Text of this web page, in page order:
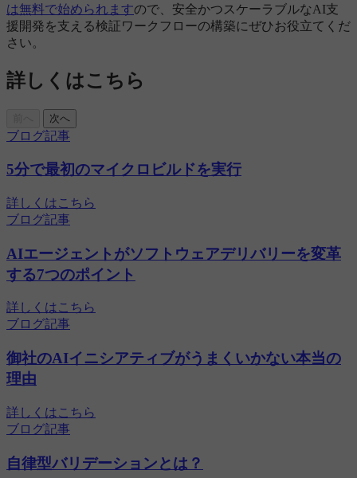
は無料で始められますので、安全かつスケーラブルなAI支
援開発を支える検証ワークフローの構築にぜひお役立てくだ
さい。
詳しくはこちら
次へ
ブログ記事
5分で最初のマイクロビルドを実行
詳しくはこちら
ブログ記事
AIエージェントがソフトウェアデリバリーを変革
する7つのポイント
詳しくはこちら
ブログ記事
御社のAIイニシアティブがうまくいかない本当の
理由
詳しくはこちら
ブログ記事
自律型バリデーションとは？